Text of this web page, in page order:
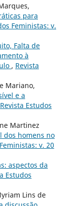
para
Feministas: v.
Falta de
à
, Revista
Mariano,
e a
Revista Estudos
Martinez
dos homens no
v. 20
aspectos da
Estudos
Lins de